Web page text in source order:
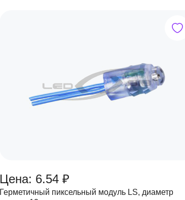
Цена: 6.54 ₽
Герметичный пиксельный модуль LS, диаметр